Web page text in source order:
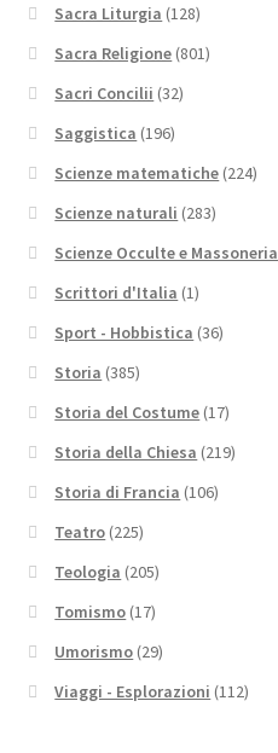
Sacra Liturgia (128)
Sacra Religione (801)
Sacri Concilii (32)
Saggistica (196)
Scienze matematiche (224)
Scienze naturali (283)
Scienze Occulte e Massoneria
Scrittori d'Italia (1)
Sport - Hobbistica (36)
Storia (385)
Storia del Costume (17)
Storia della Chiesa (219)
Storia di Francia (106)
Teatro (225)
Teologia (205)
Tomismo (17)
Umorismo (29)
Viaggi - Esplorazioni (112)